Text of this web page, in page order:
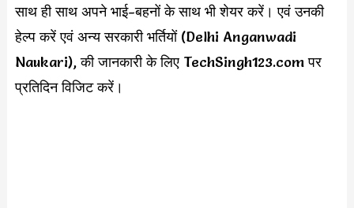
साथ ही साथ अपने भाई-बहनों के साथ भी शेयर करें। एवं उनकी
हेल्प करें एवं अन्य सरकारी भर्तियों (Delhi Anganwadi
Naukari), की जानकारी के लिए TechSingh123.com पर
प्रतिदिन विजिट करें।